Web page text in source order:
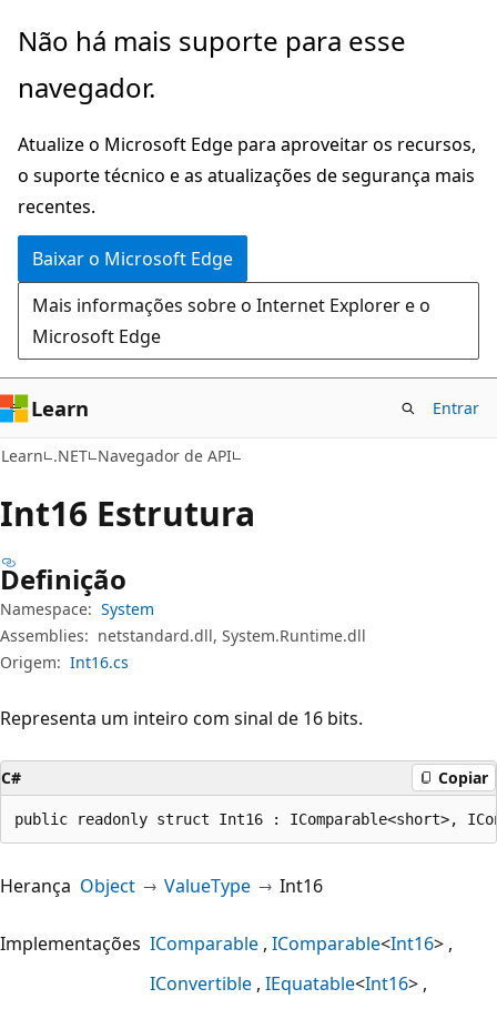
Pular
o
principal
Ignore
passe
a
navegação
na
página
Não há mais suporte para esse
navegador.
Atualize o Microsoft Edge para aproveitar os recursos,
o suporte técnico e as atualizações de segurança mais
recentes.
Baixar o Microsoft Edge
Mais informações sobre o Internet Explorer e o
Microsoft Edge
Learn Entrar
Learn .NET Navegador de API
Int16 Estrutura
Definição
Namespace: System
Assemblies: netstandard.dll, System.Runtime.dll
Origem: Int16.cs
Representa um inteiro com sinal de 16 bits.
C# Copiar
public readonly struct Int16 : IComparable<short>,
Herança Object ValueType Int16
Implementações IComparable IComparable<Int16>
IConvertible IEquatable<Int16>